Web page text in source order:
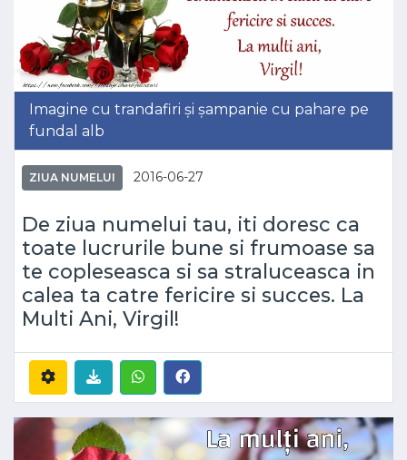
Imagine cu trandafiri și șampanie cu pahare pe
fundal alb
ZIUA NUMELUI 2016-06-27
De ziua numelui tau, iti doresc ca
toate lucrurile bune si frumoase sa
te copleseasca si sa straluceasca in
calea ta catre fericire si succes. La
Multi Ani, Virgil!